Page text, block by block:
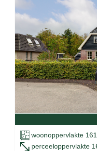
woonoppervlakte
perceeloppervlakte